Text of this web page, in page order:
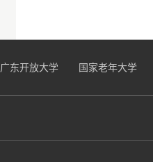
广东开放大学 国家老年大学